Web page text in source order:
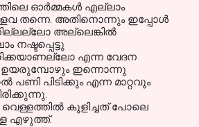
ഓര്‍മ്മകള്‍ എല്ലാം
തന്നെ. അതിനൊന്നും ഇപ്പോള്‍
അല്ലെങ്കില്‍
നഷ്ടപ്പെട്ടു
എന്ന വേദന
ഉയരുമ്പോഴും ഇന്നൊന്നു
പിടിക്കും എന്ന മാറ്റവും
കുളിച്ചത് പോലെ
എഴുത്ത്‌.